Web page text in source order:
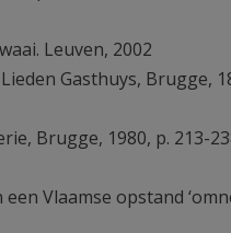
Leuven, 2002
Gasthuys, Brugge,
Brugge, 1980, p. 213-
Vlaamse opstand